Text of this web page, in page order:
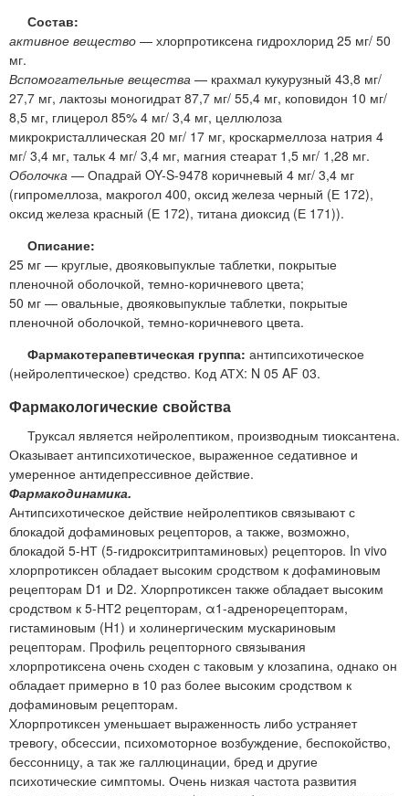
Состав:
активное вещество — хлорпротиксена гидрохлорид 25 мг/ 50
мг.
Вспомогательные вещества — крахмал кукурузный 43,8 мг/
27,7 мг, лактозы моногидрат 87,7 мг/ 55,4 мг, коповидон 10 мг/
8,5 мг, глицерол 85% 4 мг/ 3,4 мг, целлюлоза
микрокристаллическая 20 мг/ 17 мг, кроскармеллоза натрия 4
мг/ 3,4 мг, тальк 4 мг/ 3,4 мг, магния стеарат 1,5 мг/ 1,28 мг.
Оболочка — Опадрай OY-S-9478 коричневый 4 мг/ 3,4 мг
(гипромеллоза, макрогол 400, оксид железа черный (Е 172),
оксид железа красный (Е 172), титана диоксид (Е 171)).
Описание:
25 мг — круглые, двояковыпуклые таблетки, покрытые
пленочной оболочкой, темно-коричневого цвета;
50 мг — овальные, двояковыпуклые таблетки, покрытые
пленочной оболочкой, темно-коричневого цвета.
Фармакотерапевтическая группа: антипсихотическое
(нейролептическое) средство. Код АТХ: N 05 AF 03.
Фармакологические свойства
Труксал является нейролептиком, производным тиоксантена.
Оказывает антипсихотическое, выраженное седативное и
умеренное антидепрессивное действие.
Фармакодинамика.
Антипсихотическое действие нейролептиков связывают с
блокадой дофаминовых рецепторов, а также, возможно,
блокадой 5-НТ (5-гидрокситриптаминовых) рецепторов. In vivo
хлорпротиксен обладает высоким сродством к дофаминовым
рецепторам D1 и D2. Хлорпротиксен также обладает высоким
сродством к 5-НТ2 рецепторам, α1-адренорецепторам,
гистаминовым (H1) и холинергическим мускариновым
рецепторам. Профиль рецепторного связывания
хлорпротиксена очень сходен с таковым у клозапина, однако он
обладает примерно в 10 раз более высоким сродством к
дофаминовым рецепторам.
Хлорпротиксен уменьшает выраженность либо устраняет
тревогу, обсессии, психомоторное возбуждение, беспокойство,
бессонницу, а так же галлюцинации, бред и другие
психотические симптомы. Очень низкая частота развития